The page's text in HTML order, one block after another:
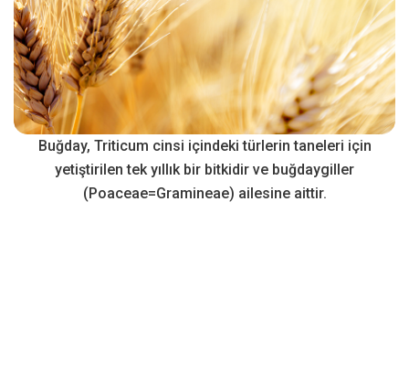
Buğday, Triticum cinsi içindeki türlerin taneleri için
yetiştirilen tek yıllık bir bitkidir ve buğdaygiller
(Poaceae=Gramineae) ailesine aittir.